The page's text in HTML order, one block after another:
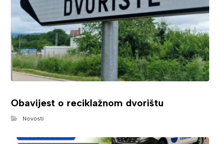
Obavijest o reciklažnom dvorištu
Novosti